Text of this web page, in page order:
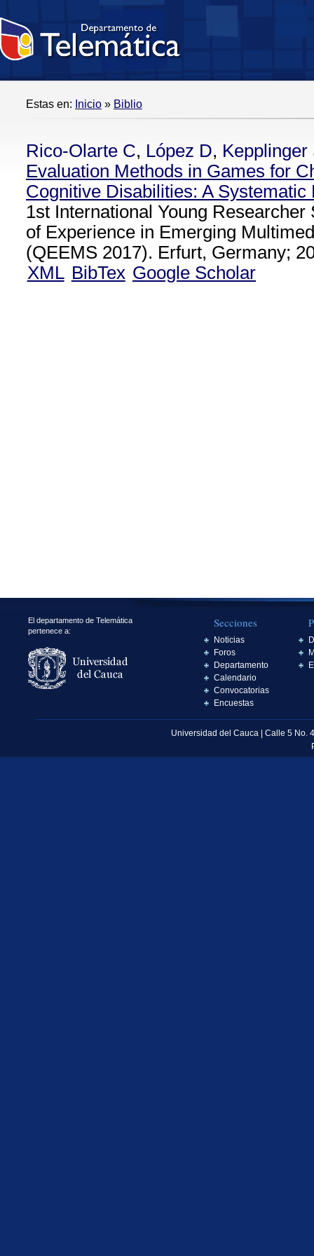
Estas en: Inicio » Biblio
Rico-Olarte C, López D, Kepplinger
Evaluation Methods in Games for
Cognitive Disabilities: A Systematic
1st International Young
of Experience in Emerging
(QEEMS 2017). Erfurt, Germany;
XML BibTex Google Scholar
El departamento de Telemática
pertenece a:
Secciones
Noticias
Foros
Departamento
Calendario
Convocatorias
Encuestas
Universidad del Cauca | Calle 5 No.